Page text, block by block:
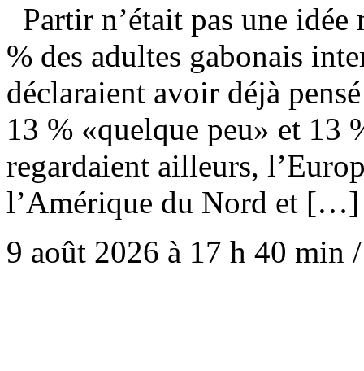
Partir n’était pas une
% des adultes gabonais
déclaraient avoir déjà
13 % «quelque peu» et 13
regardaient ailleurs,
l’Amérique du Nord et […]
9 août 2026 à 17 h 40 min